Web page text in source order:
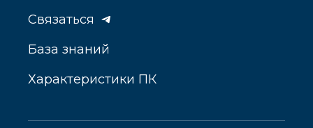
Связаться
База знаний
Характеристики ПК